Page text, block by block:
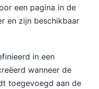
een pagina in de
en zijn beschikbaar
in een
wanneer de
toegevoegd aan de